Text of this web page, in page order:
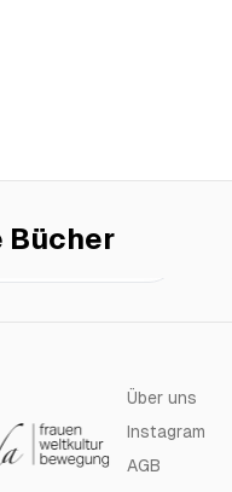
Bücher
ist sie
€16.00
Über uns
Instagram
AGB